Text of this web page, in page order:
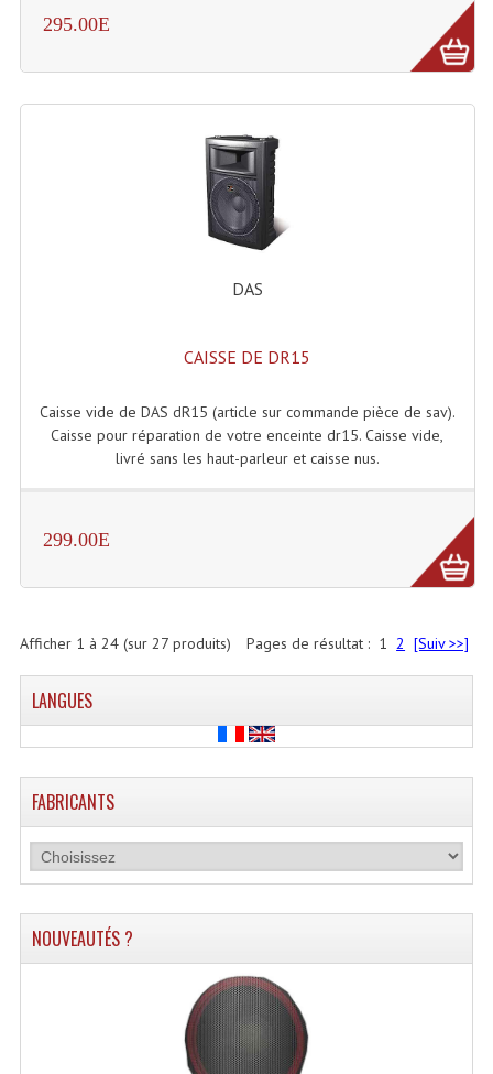
295.00E
DAS
CAISSE DE DR15
Caisse vide de DAS dR15 (article sur commande pièce de sav).
Caisse pour réparation de votre enceinte dr15. Caisse vide,
livré sans les haut-parleur et caisse nus.
299.00E
Pages de résultat : 1 2 [Suiv >>]
Afficher 1 à 24(sur 27produits)
LANGUES
FABRICANTS
NOUVEAUTÉS ?